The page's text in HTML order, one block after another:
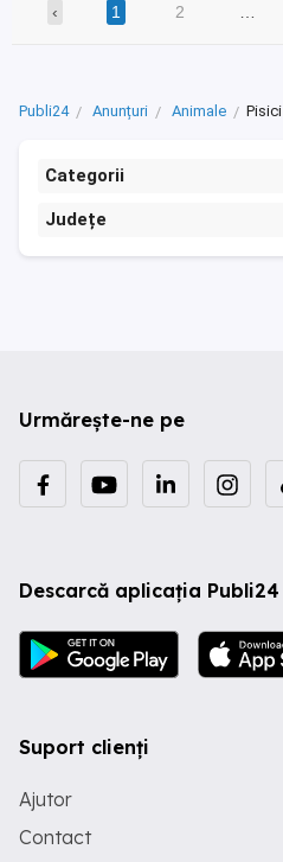
‹ 1 2
Publi24 Anunțuri Animale Pisici
Categorii
Județe
Urmărește-ne pe
Descarcă aplicația Publi24
Suport clienți
Ajutor
Contact